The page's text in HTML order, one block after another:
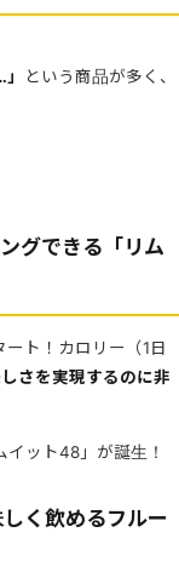
という商品が多く、
グできる「リム
ート！カロリー（1日
さを実現するのに非
ット48」が誕生！
く飲めるフルー